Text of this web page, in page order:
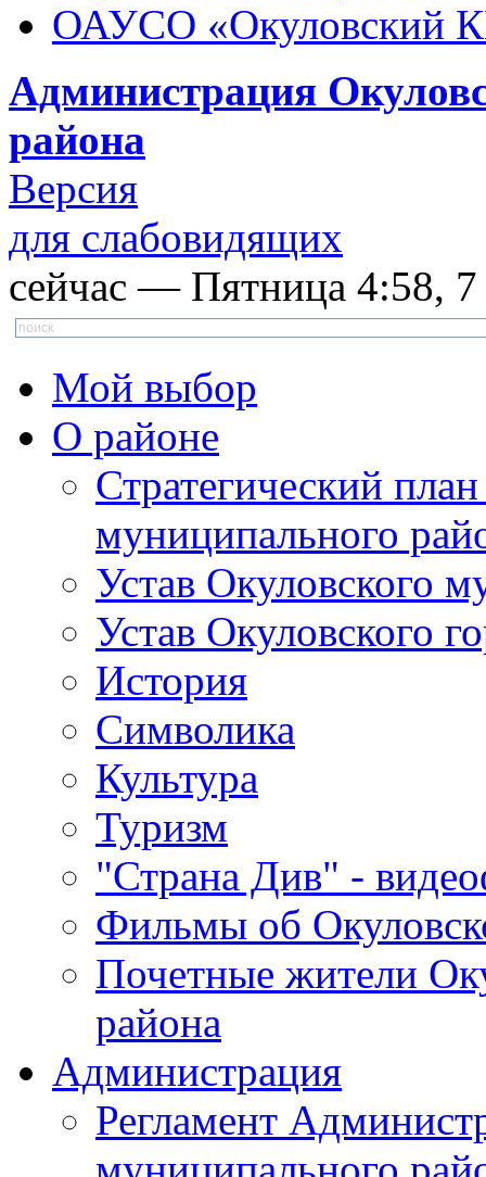
ОАУСО «Окуловский
Администрация
района
Версия
для слабовидящих
сейчас — Пятница 4:58, 7
Мой выбор
О районе
Стратегический
муниципального
Устав Окуловского
Устав Окуловского
История
Символика
Культура
Туризм
"Страна Див" -
Фильмы об
Почетные жители
района
Администрация
Регламент